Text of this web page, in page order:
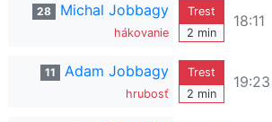
28 Michal Jobbagy
hákovanie
Trest
2 min
18:11
11 Adam Jobbagy
hrubosť
Trest
2 min
19:23